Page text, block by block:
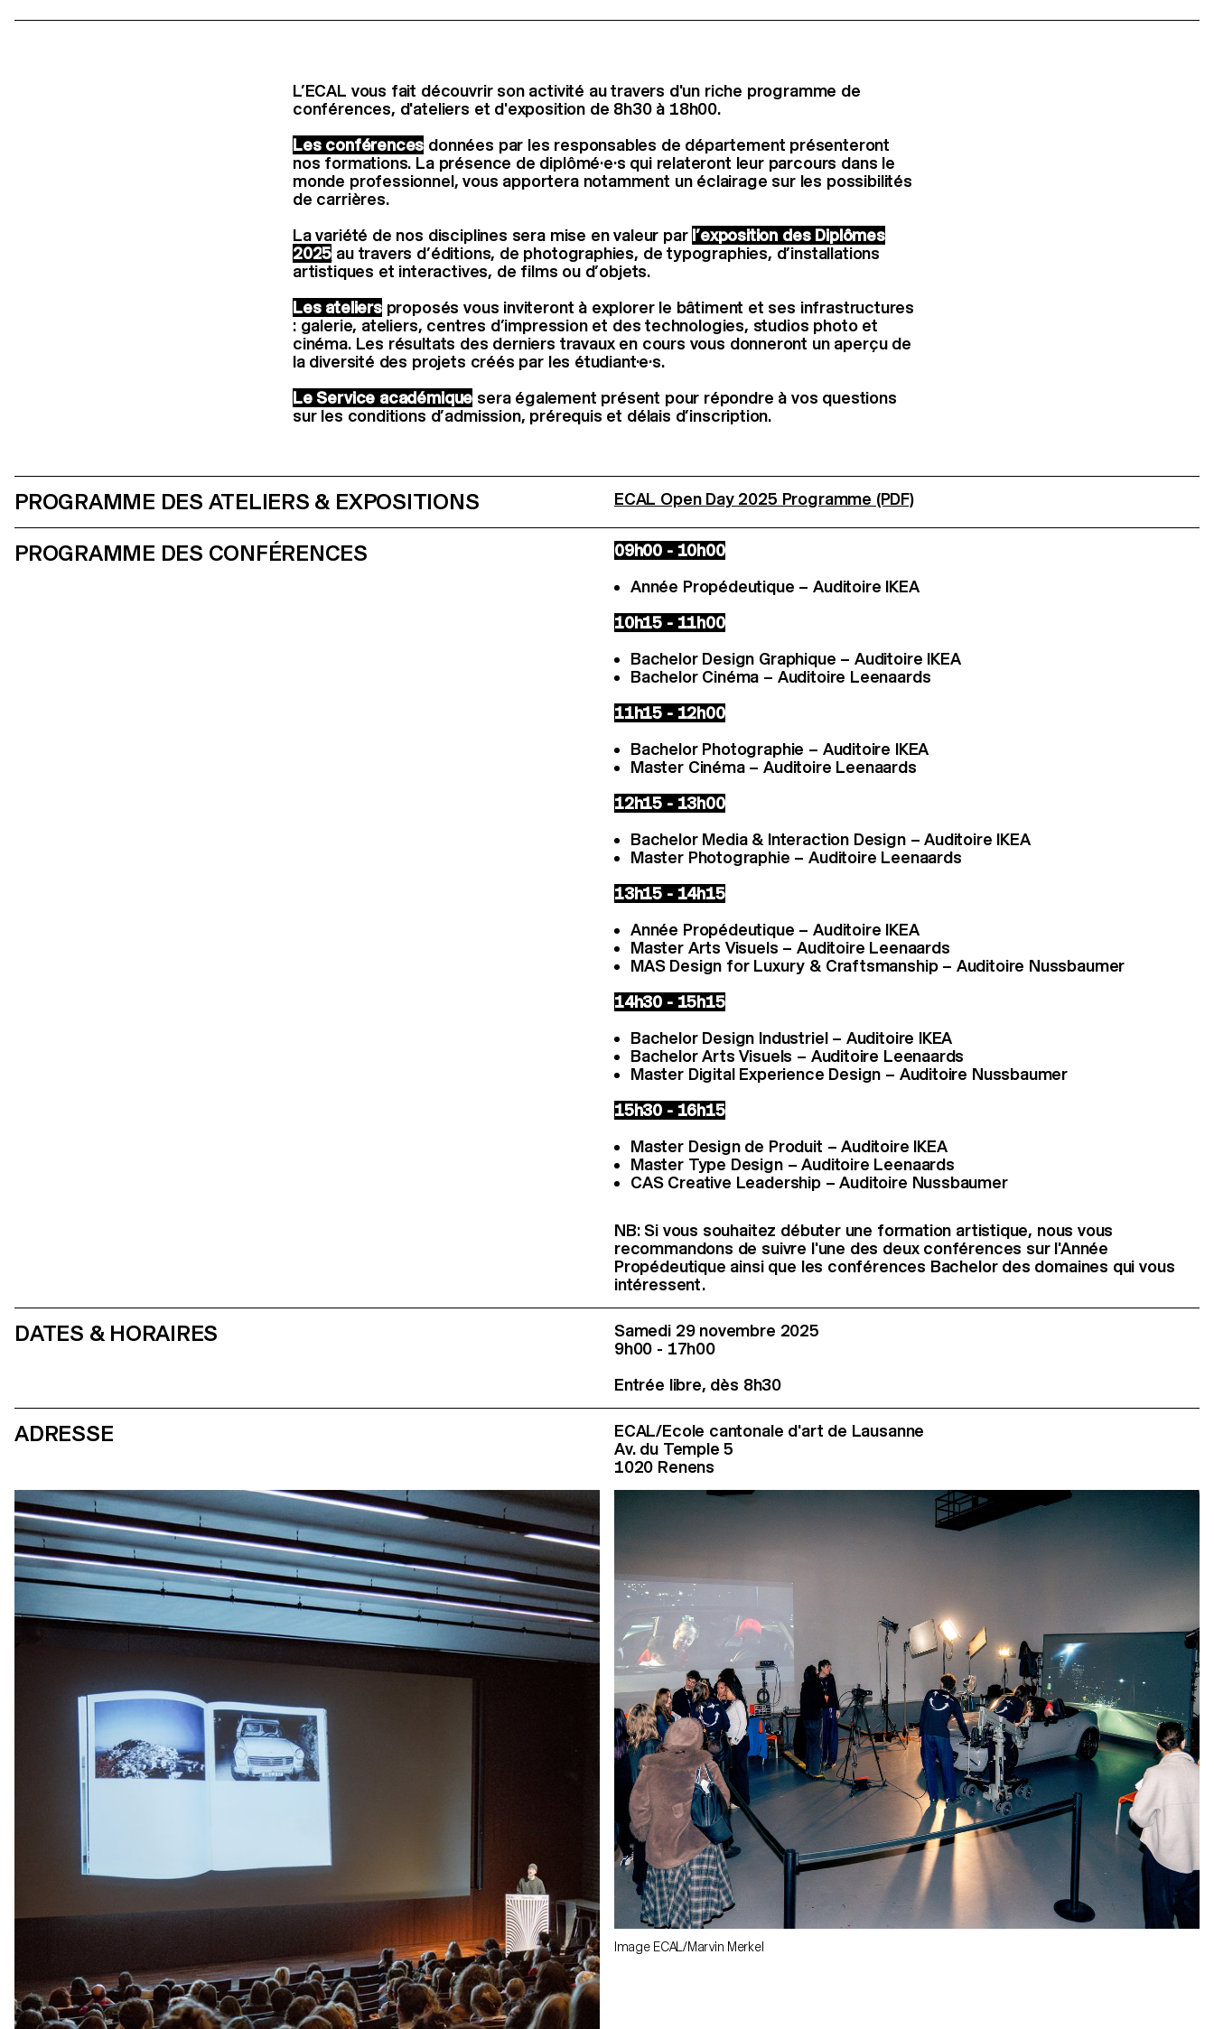
L’ECAL vous fait découvrir son activité au travers d'un riche programme de
conférences, d'ateliers et d'exposition de 8h30 à 18h00.
Les conférences données par les responsables de département présenteront
nos formations. La présence de diplômé·e·s qui relateront leur parcours dans le
monde professionnel, vous apportera notamment un éclairage sur les possibilités
de carrières.
La variété de nos disciplines sera mise en valeur par l’exposition des Diplômes
2025 au travers d’éditions, de photographies, de typographies, d’installations
artistiques et interactives, de films ou d’objets.
Les ateliersproposés vous inviteront à explorer le bâtiment et ses infrastructures
: galerie, ateliers, centres d’impression et des technologies, studios photo et
cinéma. Les résultats des derniers travaux en cours vous donneront un aperçu de
la diversité des projets créés par les étudiant·e·s.
Le Service académique sera également présent pour répondre à vos questions
sur les conditions d’admission, prérequis et délais d’inscription.
PROGRAMME DES ATELIERS & EXPOSITIONS ECAL Open Day 2025 Programme (PDF)
PROGRAMME DES CONFÉRENCES
09h00 - 10h00
Année Propédeutique – Auditoire IKEA
10h15 - 11h00
Bachelor Design Graphique – Auditoire IKEA
Bachelor Cinéma – Auditoire Leenaards
11h15 - 12h00
Bachelor Photographie – Auditoire IKEA
Master Cinéma – Auditoire Leenaards
12h15 - 13h00
Bachelor Media & Interaction Design – Auditoire IKEA
Master Photographie – Auditoire Leenaards
13h15 - 14h15
Année Propédeutique – Auditoire IKEA
Master Arts Visuels – Auditoire Leenaards
MAS Design for Luxury & Craftsmanship – Auditoire Nussbaumer
14h30 - 15h15
Bachelor Design Industriel – Auditoire IKEA
Bachelor Arts Visuels – Auditoire Leenaards
Master Digital Experience Design – Auditoire Nussbaumer
15h30 - 16h15
Master Design de Produit – Auditoire IKEA
Master Type Design – Auditoire Leenaards
CAS Creative Leadership – Auditoire Nussbaumer
NB: Si vous souhaitez débuter une formation artistique, nous vous
recommandons de suivre l'une des deux conférences sur l'Année
Propédeutique ainsi que les conférences Bachelor des domaines qui vous
intéressent.
DATES & HORAIRES
Samedi 29 novembre 2025
9h00 - 17h00
Entrée libre, dès 8h30
ADRESSE
ECAL/Ecole cantonale d'art de Lausanne
Av. du Temple 5
1020 Renens
Image ECAL/Marvin Merkel